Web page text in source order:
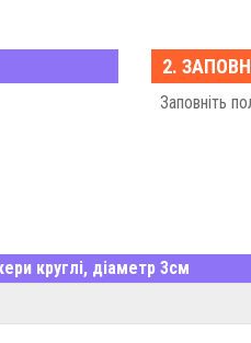
2.
Заповніть
круглі, діаметр 3см